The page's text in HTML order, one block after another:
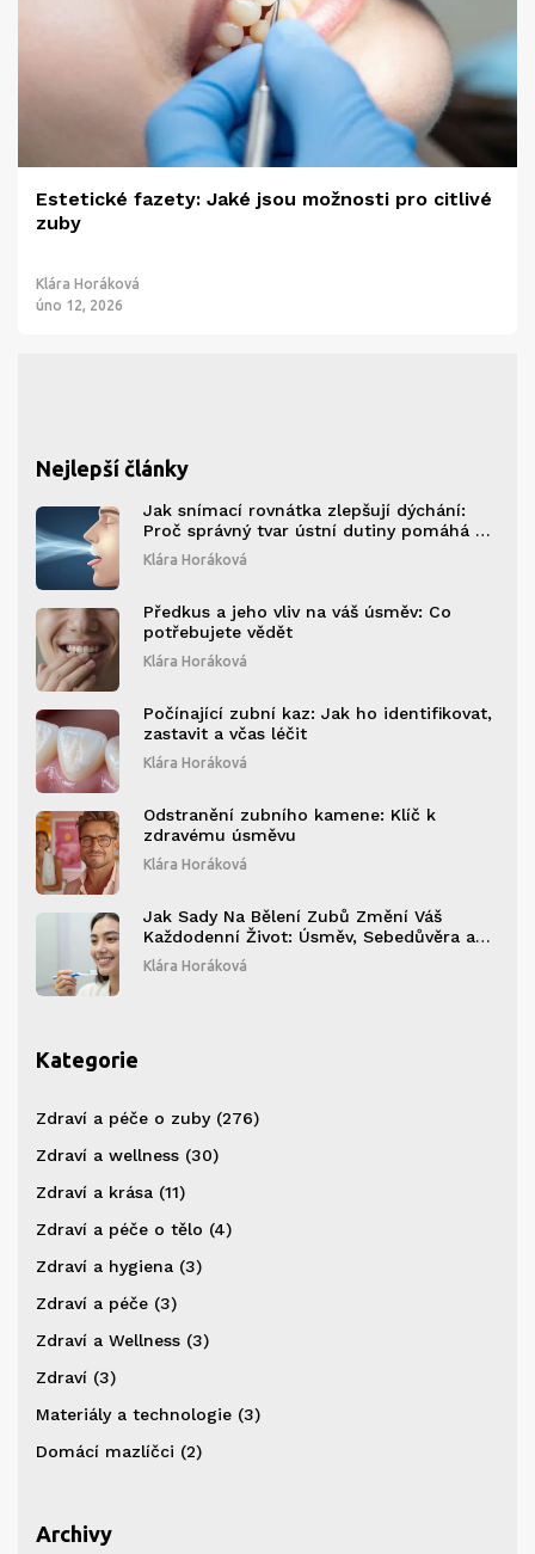
Estetické fazety: Jaké jsou možnosti pro citlivé
zuby
Klára Horáková
úno 12, 2026
Nejlepší články
Jak snímací rovnátka zlepšují dýchání:
Proč správný tvar ústní dutiny pomáhá při
spánkové apnoe a alergii
Klára Horáková
Předkus a jeho vliv na váš úsměv: Co
potřebujete vědět
Klára Horáková
Počínající zubní kaz: Jak ho identifikovat,
zastavit a včas léčit
Klára Horáková
Odstranění zubního kamene: Klíč k
zdravému úsměvu
Klára Horáková
Jak Sady Na Bělení Zubů Změní Váš
Každodenní Život: Úsměv, Sebedůvěra a
Péče
Klára Horáková
Kategorie
Zdraví a péče o zuby (276)
Zdraví a wellness (30)
Zdraví a krása (11)
Zdraví a péče o tělo (4)
Zdraví a hygiena (3)
Zdraví a péče (3)
Zdraví a Wellness (3)
Zdraví (3)
Materiály a technologie (3)
Domácí mazlíčci (2)
Archivy